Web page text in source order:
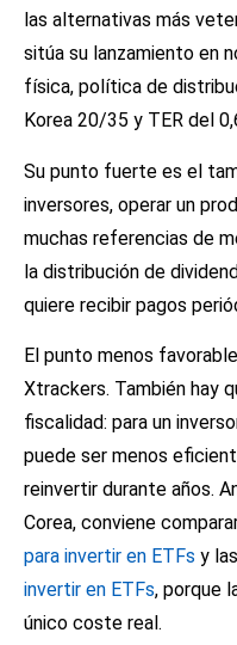
las alternativas más
sitúa su lanzamiento en
física, política de
Korea 20/35 y TER del
Su punto fuerte es el
inversores, operar un
muchas referencias de
la distribución de
quiere recibir pagos
El punto menos
Xtrackers. También hay
fiscalidad: para un
puede ser menos
reinvertir durante años.
Corea, conviene
para invertir en ETFs y las
invertir en ETFs, porque
único coste real.